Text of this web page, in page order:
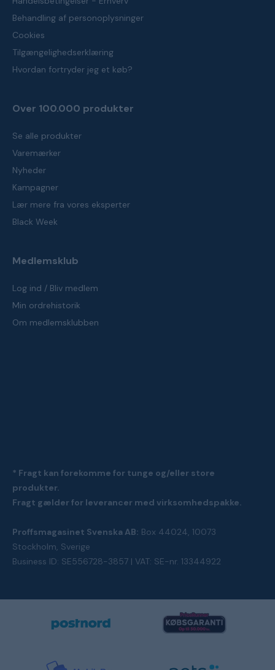
Behandling af personoplysninger
Cookies
Tilgængelighedserklæring
Hvordan fortryder jeg et køb?
Over 100.000 produkter
Se alle produkter
Varemærker
Nyheder
Kampagner
Lær mere fra vores eksperter
Black Week
Medlemsklub
Log ind / Bliv medlem
Min ordrehistorik
Om medlemsklubben
* Fragt kan forekomme for tunge og/eller store
produkter.
Fragt gælder for leverancer med virksomhedspakke.
Proffsmagasinet Svenska AB: Box 44024, 10073
Stockholm, Sverige
Business ID: SE556728-3857 | VAT: SE-nr. 13344922